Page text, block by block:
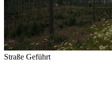
Straße Geführt